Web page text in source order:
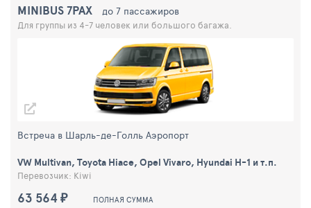
63 564 ₽ ПОЛНАЯ СУММА
Встреча в Шарль-де-Голль Аэропорт
MINIBUS 7PAX до 7 пассажиров
Для группы из 4-7 человек или большого багажа.
VW Multivan, Toyota Hiace, Opel Vivaro, Hyundai H-1 и т.п.
Перевозчик: Kiwi